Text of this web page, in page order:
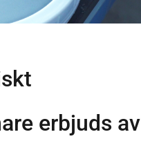
erbjuds av